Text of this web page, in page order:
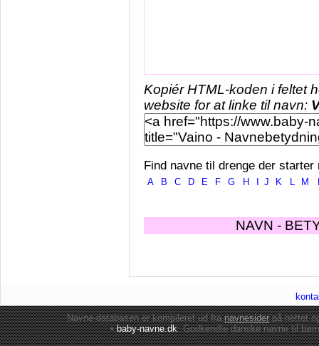
Kopiér HTML-koden i feltet
website for at linke til navn:
Find navne til drenge der starter
A B C D E F G H J K L M
NAVN -
Navne-databasen er kompileret ud franavnesiderpå nettet
•baby-navne.dk: Godkendte danskenavne til børn